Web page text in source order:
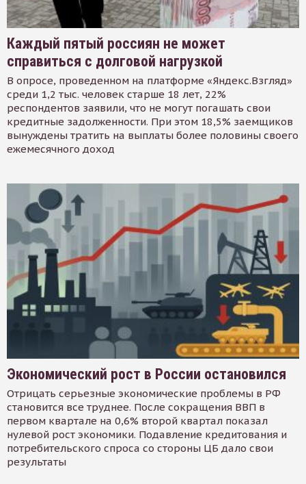
Каждый пятый россиян не может
справиться с долговой нагрузкой
В опросе, проведенном на платформе «Яндекс.Взгляд»
среди 1,2 тыс. человек старше 18 лет, 22%
респондентов заявили, что не могут погашать свои
кредитные задолженности. При этом 18,5% заемщиков
вынуждены тратить на выплаты более половины своего
ежемесячного доход
Экономический рост в России остановился
Отрицать серьезные экономические проблемы в РФ
становится все труднее. После сокращения ВВП в
первом квартале на 0,6% второй квартал показал
нулевой рост экономики. Подавление кредитования и
потребительского спроса со стороны ЦБ дало свои
результаты